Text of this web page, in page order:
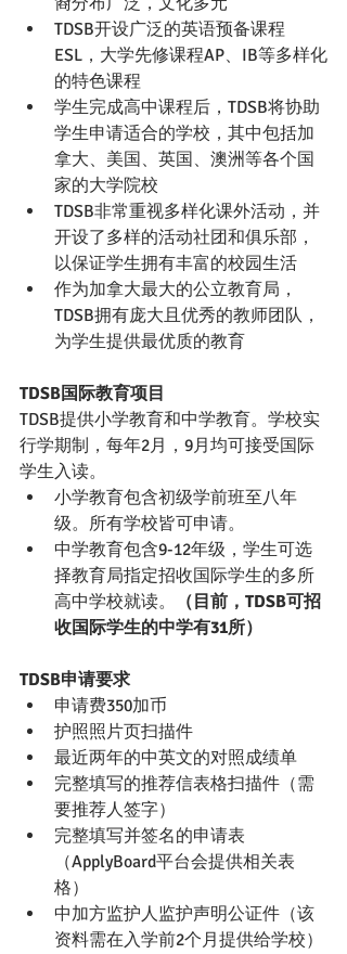
TDSB开设广泛的英语预备课程
ESL，大学先修课程AP、IB等多样化
的特色课程
学生完成高中课程后，TDSB将协助
学生申请适合的学校，其中包括加
拿大、美国、英国、澳洲等各个国
家的大学院校
TDSB非常重视多样化课外活动，并
开设了多样的活动社团和俱乐部，
以保证学生拥有丰富的校园生活
作为加拿大最大的公立教育局，
TDSB拥有庞大且优秀的教师团队，
为学生提供最优质的教育
TDSB国际教育项目
TDSB提供小学教育和中学教育。学校实
行学期制，每年2月，9月均可接受国际
学生入读。
小学教育包含初级学前班至八年
级。所有学校皆可申请。
中学教育包含9-12年级，学生可选
择教育局指定招收国际学生的多所
高中学校就读。
（目前，TDSB可招
收国际学生的中学有31所）
TDSB申请要求
申请费350加币
护照照片页扫描件
最近两年的中英文的对照成绩单
完整填写的推荐信表格扫描件（需
要推荐人签字）
完整填写并签名的申请表
（ApplyBoard平台会提供相关表
格）
中加方监护人监护声明公证件（该
资料需在入学前2个月提供给学校）